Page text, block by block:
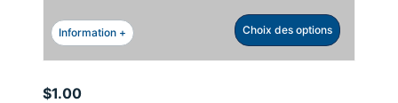
Information + Choix des options
$1.00